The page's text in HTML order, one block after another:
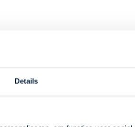
Details